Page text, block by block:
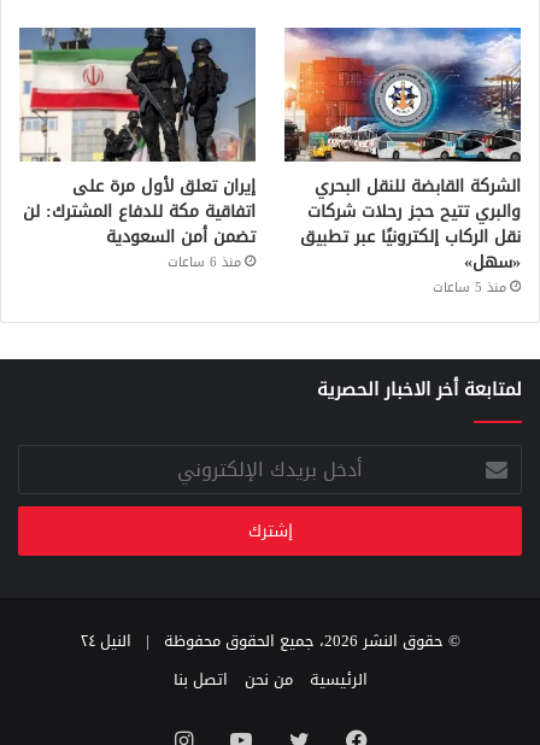
الشركة القابضة للنقل البحري
والبري تتيح حجز رحلات شركات
نقل الركاب إلكترونيًا عبر تطبيق
«سهل»
منذ 5 ساعات
إيران تعلق لأول مرة على
اتفاقية مكة للدفاع المشترك: لن
تضمن أمن السعودية
منذ 6 ساعات
لمتابعة أخر الاخبار الحصرية
أدخل
بريدك
الإلكتروني
© حقوق النشر 2026، جميع الحقوق محفوظة |
النيل ٢٤
الرئيسية
من نحن اتصل بنا